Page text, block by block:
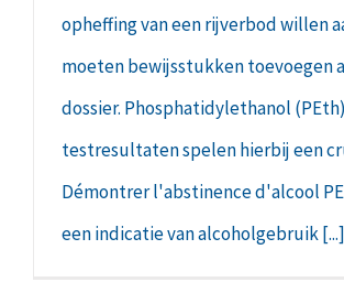
opheffing van een rijverbod willen
moeten bewijsstukken toevoegen
dossier. Phosphatidylethanol (PEth)
testresultaten spelen hierbij een
Démontrer l'abstinence d'alcool
een indicatie van alcoholgebruik [...]